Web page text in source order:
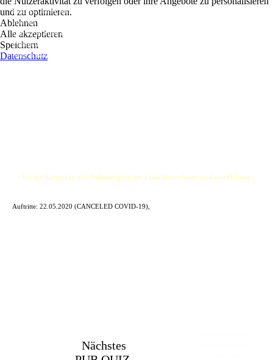
Rascal's Corner kommen aus Krefeld. Mit jeder Menge Shows in den letzten 5 Jahren
und viel Zeit, die sie für die Feinabstimmung des Rascals-Sound aufgewendet haben,
sind sie zu einer Live-Band geworden, die es bis jetzt immer geschafft hat ihr
Publikum zu begeistern. Sie verbinden Elemente aus dem Irish Folk, Country und
Rock’n’Roll zu einer wunderbar tanzbaren Folkrock-Mischung und bringen damit
+ Für die Richtigkeit und Vollständigkeit der Links übernehmen wir keine Haftung +
Auftritte: 22.05.2020 (CANCELED COVID-19),
Nächstes
und zu optimieren.
Ablehnen
Alle akzeptieren
Speichern
Datenschutz